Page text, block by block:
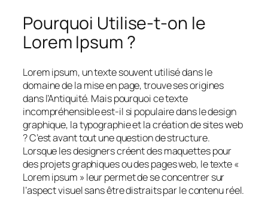
Pourquoi Utilise-t-on le
Lorem Ipsum ?
Lorem ipsum, un texte souvent utilisé dans le
domaine de la mise en page, trouve ses origines
dans l’Antiquité. Mais pourquoi ce texte
incompréhensible est-il si populaire dans le design
graphique, la typographie et la création de sites web
? C’est avant tout une question de structure.
Lorsque les designers créent des maquettes pour
des projets graphiques ou des pages web, le texte «
Lorem ipsum » leur permet de se concentrer sur
l’aspect visuel sans être distraits par le contenu réel.